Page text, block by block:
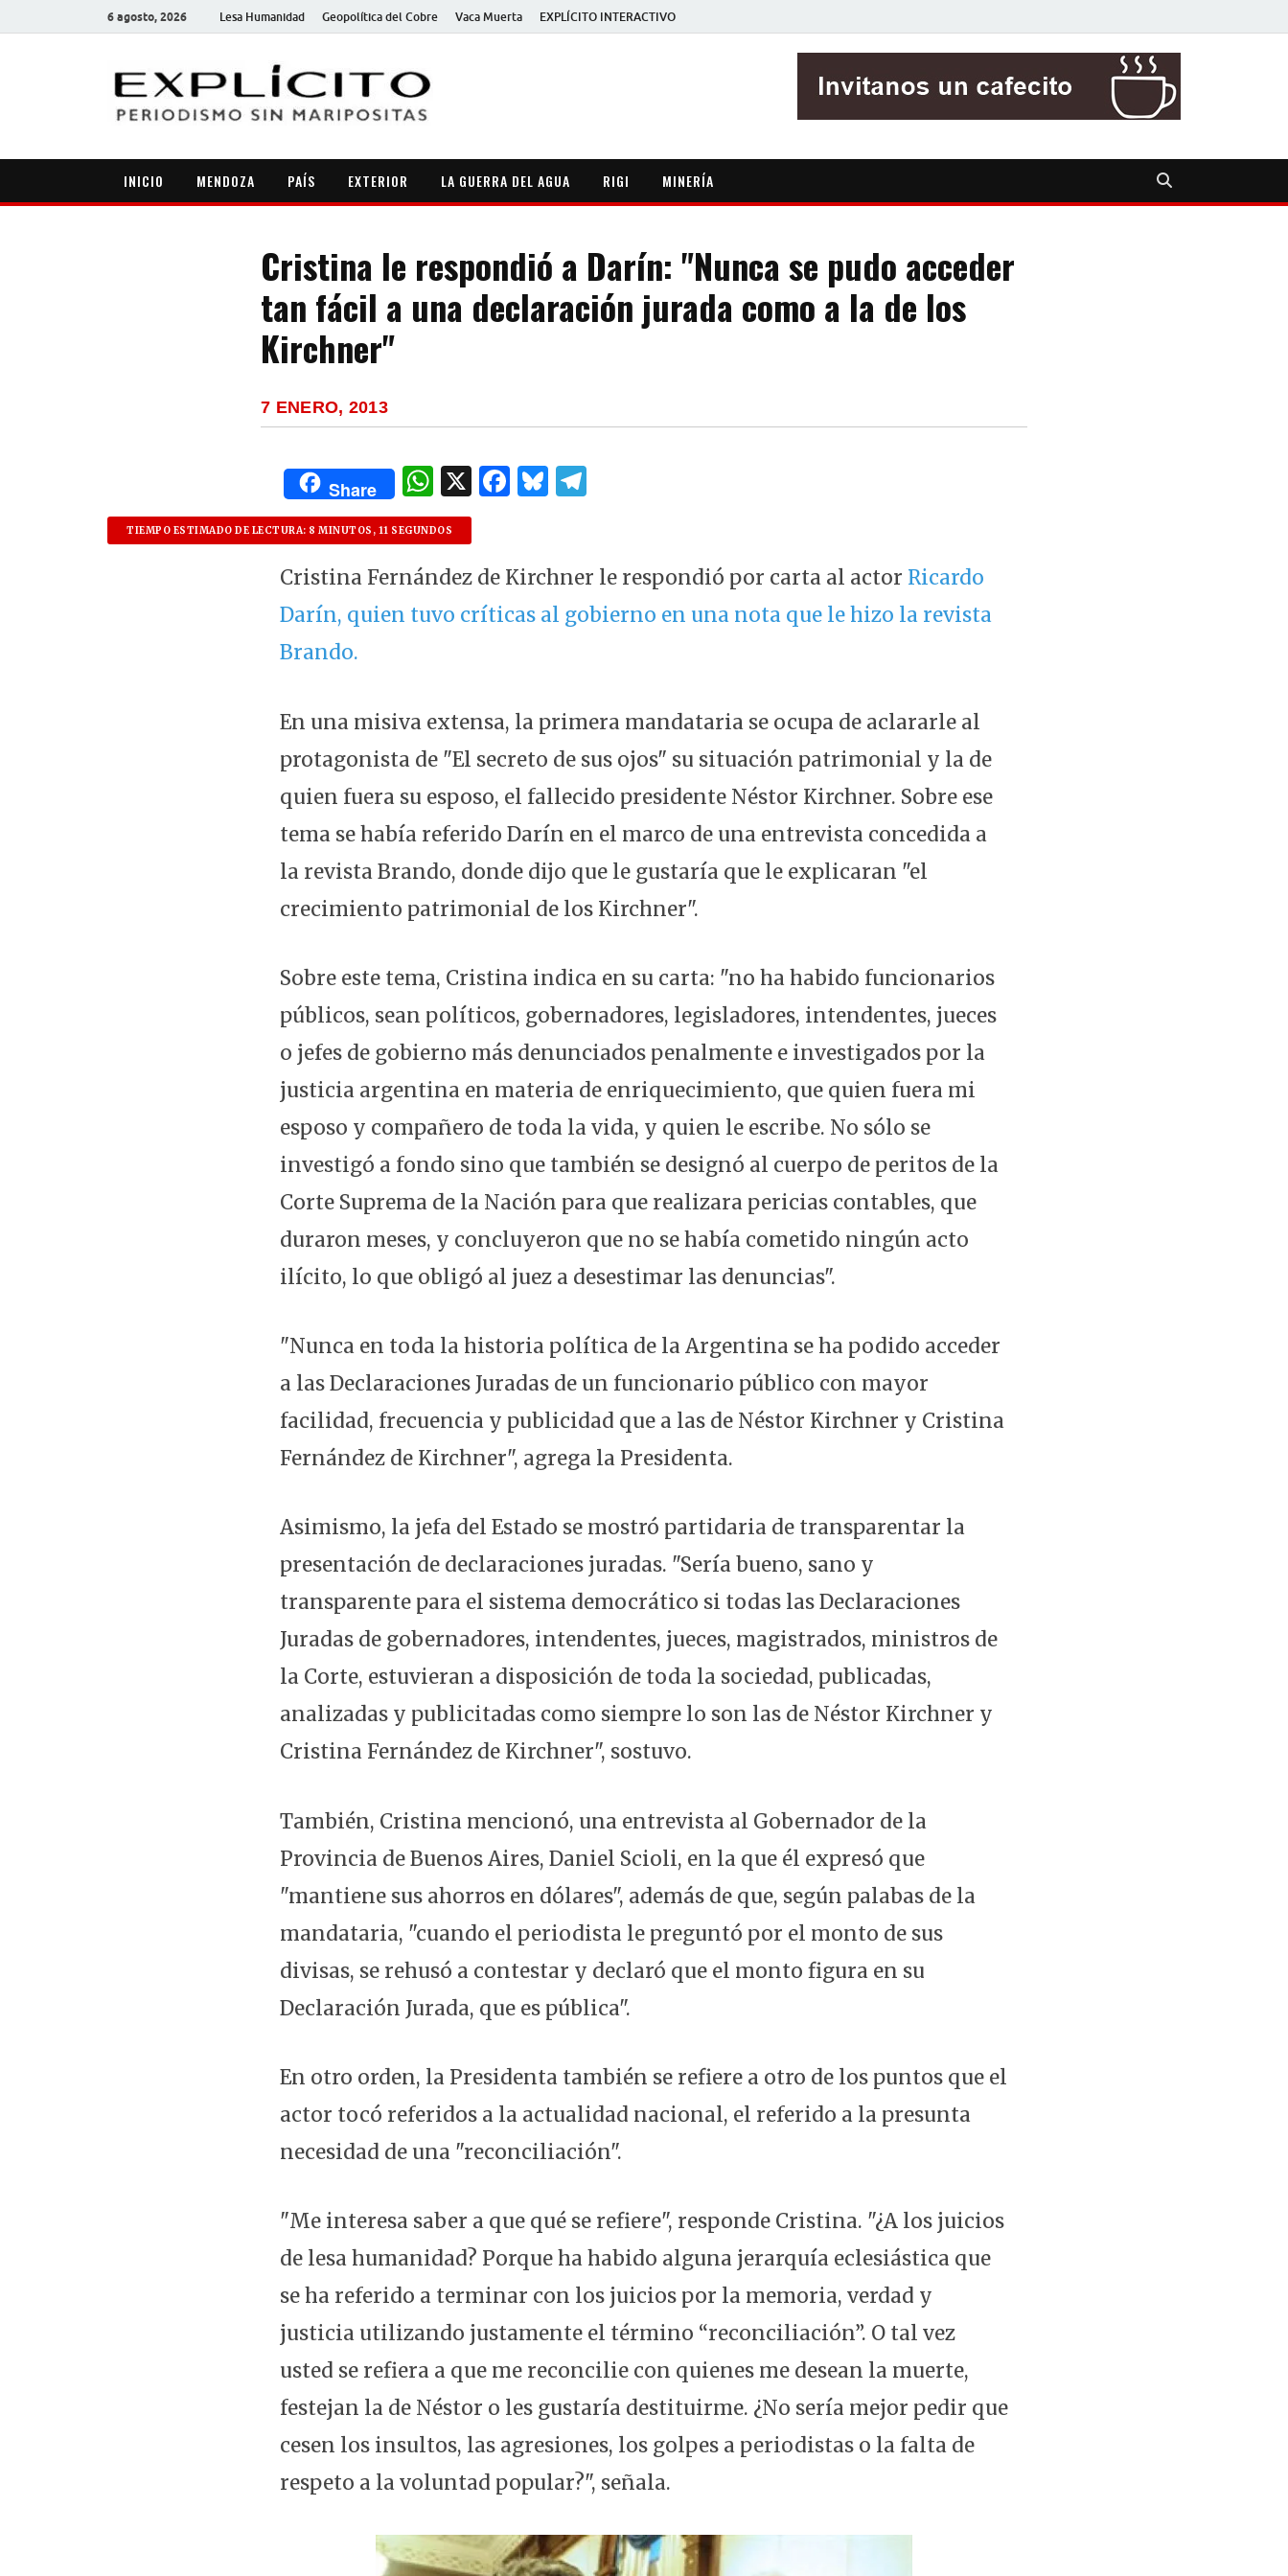
6 agosto, 2026 Lesa Humanidad Geopolítica del Cobre Vaca Muerta EXPLÍCITO INTERACTIVO
INICIO MENDOZA PAÍS EXTERIOR LA GUERRA DEL AGUA RIGI MINERÍA
Cristina le respondió a Darín: "Nunca se pudo acceder
tan fácil a una declaración jurada como a la de los
Kirchner"
7 ENERO, 2013
Share
W
h
at
s
A
p
X F
e
b
o
B
k
y
g
ra
m
TIEMPO ESTIMADO DE LECTURA: 8 MINUTOS, 11 SEGUNDOS
Cristina Fernández de Kirchner le respondió por carta al actor Ricardo
Darín, quien tuvo críticas al gobierno en una nota que le hizo la revista
Brando.
En una misiva extensa, la primera mandataria se ocupa de aclararle al
protagonista de "El secreto de sus ojos" su situación patrimonial y la de
quien fuera su esposo, el fallecido presidente Néstor Kirchner. Sobre ese
tema se había referido Darín en el marco de una entrevista concedida a
la revista Brando, donde dijo que le gustaría que le explicaran "el
crecimiento patrimonial de los Kirchner".
Sobre este tema, Cristina indica en su carta: "no ha habido funcionarios
públicos, sean políticos, gobernadores, legisladores, intendentes, jueces
o jefes de gobierno más denunciados penalmente e investigados por la
justicia argentina en materia de enriquecimiento, que quien fuera mi
esposo y compañero de toda la vida, y quien le escribe. No sólo se
investigó a fondo sino que también se designó al cuerpo de peritos de la
Corte Suprema de la Nación para que realizara pericias contables, que
duraron meses, y concluyeron que no se había cometido ningún acto
ilícito, lo que obligó al juez a desestimar las denuncias".
"Nunca en toda la historia política de la Argentina se ha podido acceder
a las Declaraciones Juradas de un funcionario público con mayor
facilidad, frecuencia y publicidad que a las de Néstor Kirchner y Cristina
Fernández de Kirchner", agrega la Presidenta.
Asimismo, la jefa del Estado se mostró partidaria de transparentar la
presentación de declaraciones juradas. "Sería bueno, sano y
transparente para el sistema democrático si todas las Declaraciones
Juradas de gobernadores, intendentes, jueces, magistrados, ministros de
la Corte, estuvieran a disposición de toda la sociedad, publicadas,
analizadas y publicitadas como siempre lo son las de Néstor Kirchner y
Cristina Fernández de Kirchner", sostuvo.
También, Cristina mencionó, una entrevista al Gobernador de la
Provincia de Buenos Aires, Daniel Scioli, en la que él expresó que
"mantiene sus ahorros en dólares", además de que, según palabas de la
mandataria, "cuando el periodista le preguntó por el monto de sus
divisas, se rehusó a contestar y declaró que el monto figura en su
Declaración Jurada, que es pública".
En otro orden, la Presidenta también se refiere a otro de los puntos que el
actor tocó referidos a la actualidad nacional, el referido a la presunta
necesidad de una "reconciliación".
"Me interesa saber a que qué se refiere", responde Cristina. "¿A los juicios
de lesa humanidad? Porque ha habido alguna jerarquía eclesiástica que
se ha referido a terminar con los juicios por la memoria, verdad y
justicia utilizando justamente el término “reconciliación”. O tal vez
usted se refiera a que me reconcilie con quienes me desean la muerte,
festejan la de Néstor o les gustaría destituirme. ¿No sería mejor pedir que
cesen los insultos, las agresiones, los golpes a periodistas o la falta de
respeto a la voluntad popular?", señala.